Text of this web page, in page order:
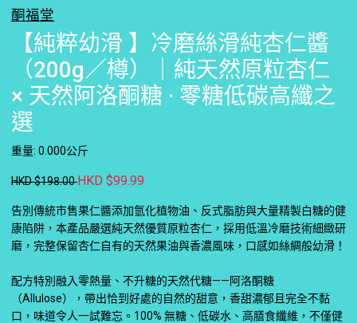
酮福堂
【純粹幼滑 】冷磨絲滑純杏仁醬
（200g／樽）｜純天然原粒杏仁
× 天然阿洛酮糖 · 零糖低碳高纖之
選
重量: 0.000公斤
HKD $198.00HKD $99.99
告別傳統市售果仁醬添加氫化植物油、反式脂肪與大量精製白糖的健
康陷阱，本產品嚴選純天然優質原粒杏仁，採用低溫冷磨技術細緻研
磨，完整保留杏仁自有的天然果油與香濃風味，口感如絲綢般幼滑！
配方特別融入零熱量、不升糖的天然代糖——阿洛酮糖
（Allulose），帶出恰到好處的自然的甜意，香甜濃郁且完全不黏
口，味道令人一試難忘。100% 無糖、低碳水、高膳食纖維，不僅健